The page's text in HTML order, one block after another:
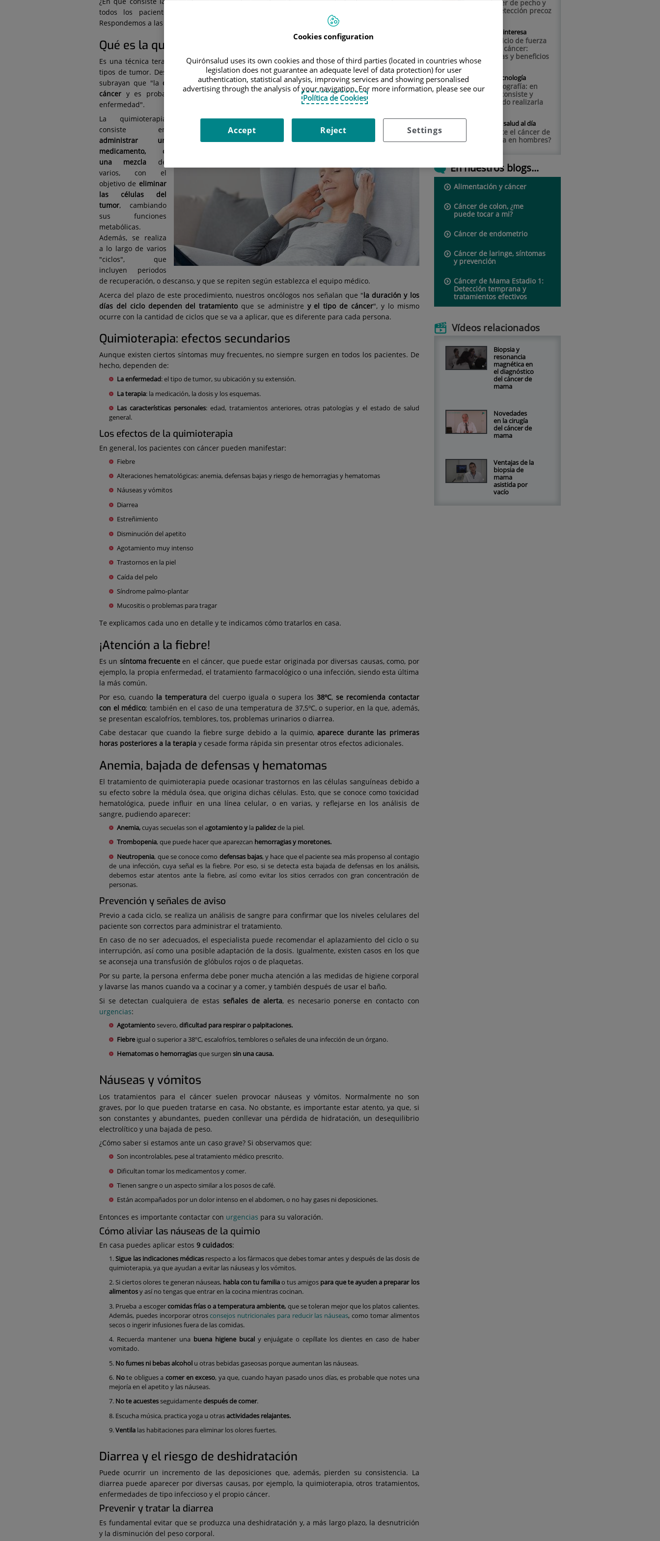
todos los pacientes oncológicos? ¿cómo se pueden prevenir y tratar estas secuelas?
Respondemos a las preguntas más habituales sobre este tratamiento para el cáncer.
Qué es la quimioterapia
Es una técnica terapéutica quese usa en el tratamiento para el cáncer de pecho, entre otros
tipos de tumor. Desde el servicio deOncología MédicadelHospital Universitario La Luz
nos
subrayan que "la quimioterapia es uno de los pilares del tratamiento de los pacientes con
cáncer y es probable que forme parte de su tratamiento en distintos momentos de la
enfermedad".
La quimioterapia
consiste en
administrar un
medicamento, o
una mezcla de
varios, con el
objetivo de eliminar
las células del
tumor, cambiando
sus funciones
metabólicas.
Además, se realiza
a lo largo de varios
"ciclos", que
incluyen periodos
de recuperación, o descanso, y que se repiten según establezca el equipo médico.
Acerca del plazo de este procedimiento, nuestros oncólogos nos señalan que "la duración y los
días del ciclo dependen del tratamientoque se administre y el tipo de cáncer", y lo mismo
ocurre con la cantidad de ciclos que se va a aplicar, que es diferente para cada persona.
Quimioterapia: efectos secundarios
Aunque existen ciertos síntomas muy frecuentes, no siempre surgen en todos los pacientes. De
hecho, dependen de:
La enfermedad: el tipo de tumor, su ubicación y su extensión.
La terapia: la medicación, la dosis y los esquemas.
Las características personales: edad, tratamientos anteriores, otras patologías y el estado de salud
general.
Los efectos de la quimioterapia
En general, los pacientes con cáncer pueden manifestar:
Fiebre
Alteraciones hematológicas: anemia, defensas bajas y riesgo de hemorragias y hematomas
Náuseas y vómitos
Diarrea
Estreñimiento
Disminución del apetito
Agotamiento muy intenso
Trastornos en la piel
Caída del pelo
Síndrome palmo-plantar
Mucositis o problemas para tragar
Te explicamos cada uno en detalle y te indicamos cómo tratarlos en casa.
¡Atención a la fiebre!
Es un síntoma frecuente en el cáncer, que puede estar originada por diversas causas, como, por
ejemplo, la propia enfermedad, el tratamiento farmacológico o una infección, siendo esta última
la más común.
Por eso, cuandola temperatura del cuerpo iguala o supera los 38ºC,se recomienda contactar
con el médico; también en el caso de una temperatura de 37,5ºC, o superior, en la que, además,
se presentan escalofríos, temblores, tos, problemas urinarios o diarrea.
Cabe destacar que cuando la fiebre surge debido a la quimio,aparece durante las primeras
horas posteriores a la terapia y cesade forma rápida sin presentar otros efectos adicionales.
Anemia, bajada de defensas y hematomas
El tratamiento de quimioterapia puede ocasionar trastornos en las células sanguíneas debido a
su efecto sobre la médula ósea, que origina dichas células. Esto, que se conoce como toxicidad
hematológica, puede influir en una línea celular, o en varias, y reflejarse en los análisis de
sangre, pudiendo aparecer:
Anemia,cuyas secuelas son el agotamiento y la palidezde la piel.
Trombopenia, que puede hacer que aparezcan hemorragias y moretones.
Neutropenia, que se conoce como defensas bajas, y hace que el paciente sea más propenso al contagio
de una infección, cuya señal es la fiebre. Por eso, si se detecta esta bajada de defensas en los análisis,
debemos estar atentos ante la fiebre, así como evitar los sitios cerrados con gran concentración de
personas.
Prevención y señales de aviso
Previo a cada ciclo, se realiza un análisis de sangre para confirmar que los niveles celulares del
paciente son correctos para administrar el tratamiento.
En caso de no ser adecuados, el especialista puede recomendar el aplazamiento del ciclo o su
interrupción, así como una posible adaptación de la dosis. Igualmente, existen casos en los que
se aconseja una transfusión de glóbulos rojos o de plaquetas.
Por su parte, la persona enferma debe poner mucha atención a las medidas de higiene corporal
y lavarse las manos cuando va a cocinar y a comer, y también después de usar el baño.
Si se detectan cualquiera de estasseñales de alerta, es necesario ponerse en contacto con
urgencias:
Agotamientosevero,dificultad para respirar o palpitaciones.
Fiebre igual o superior a 38ºC, escalofríos, temblores o señales de una infección de un órgano.
Hematomas o hemorragiasque surgensin una causa.
Náuseas y vómitos
Los tratamientos para el cáncer suelen provocar náuseas y vómitos. Normalmente no son
graves, por lo que pueden tratarse en casa. No obstante, es importante estar atento, ya que, si
son constantes y abundantes, pueden conllevar una pérdida de hidratación, un desequilibrio
electrolítico y una bajada de peso.
¿Cómo saber si estamos ante un caso grave? Si observamos que:
Son incontrolables, pese al tratamiento médico prescrito.
Dificultan tomar los medicamentos y comer.
Tienen sangre o un aspecto similar a los posos de café.
Están acompañados por un dolor intenso en el abdomen, o no hay gases ni deposiciones.
Entonces es importante contactar con urgencias para su valoración.
Cómo aliviar las náuseas de la quimio
En casa puedes aplicar estos 9 cuidados:
Sigue las indicaciones médicas respecto a los fármacos que debes tomar antes y después de las dosis de
quimioterapia, ya que ayudan a evitar las náuseas y los vómitos.
Si ciertos olores te generan náuseas, habla con tu familiao tus amigos para que te ayuden a preparar los
alimentosy así no tengas que entrar en la cocina mientras cocinan.
Prueba a escogercomidas frías o a temperatura ambiente, que se toleran mejor que los platos calientes.
Además, puedes incorporar otrosconsejos nutricionales para reducir las náuseas, como tomar alimentos
secos o ingerir infusiones fuera de las comidas.
Recuerda mantener una buena higiene bucal y enjuágate o cepíllate los dientes en caso de haber
vomitado.
No fumes ni bebas alcohol u otras bebidas gaseosas porque aumentan las náuseas.
Note obligues a comer en exceso, ya que, cuando hayan pasado unos días, es probable que notes una
mejoría en el apetito y las náuseas.
No te acuestesseguidamentedespués de comer.
Escucha música, practica yoga u otrasactividades relajantes.
Ventila las habitaciones para eliminar los olores fuertes.
Diarrea y el riesgo de deshidratación
Puede ocurrir un incremento de las deposiciones que, además, pierden su consistencia. La
diarrea puede aparecer por diversas causas, por ejemplo, la quimioterapia, otros tratamientos,
enfermedades de tipo infeccioso y el propio cáncer.
Prevenir y tratar la diarrea
Es fundamental evitar que se produzca una deshidratación y, a más largo plazo, la desnutrición
y la disminución del peso corporal.
cáncer de pecho y
su detección precoz
Te interesa
Ejercicio de fuerza
en el cáncer:
pautas y beneficios
Tecnología
Mamografía: en
qué consiste y
cuándo realizarla
Tu salud al día
¿Existe el cáncer de
mama en hombres?
En nuestros blogs...
Alimentación y cáncer
Cáncer de colon, ¿me
puede tocar a mi?
Cáncer de endometrio
Cáncer de laringe, síntomas
y prevención
Cáncer de Mama Estadio 1:
Detección temprana y
tratamientos efectivos
Vídeos relacionados
Biopsia y
resonancia
magnética en
el diagnóstico
del cáncer de
mama
Novedades
en la cirugía
del cáncer de
mama
Ventajas de la
biopsia de
mama
asistida por
vacío
Cookies configuration
Quirónsalud uses its own cookies and those of third parties (located in countries whose
legislation does not guarantee an adequate level of data protection) for user
authentication, statistical analysis, improving services and showing personalised
advertising through the analysis of your navigation. For more information, please see our
Política de Cookies
Settings
Reject
Accept